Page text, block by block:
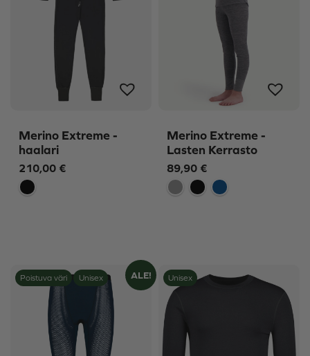
Merino Extreme -
haalari
210,00 €
Merino Extreme -
Lasten Kerrasto
89,90 €
ALE!
Poistuva väri Unisex Unisex